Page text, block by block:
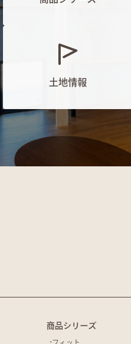
土地情報
商品シリーズ
フィット